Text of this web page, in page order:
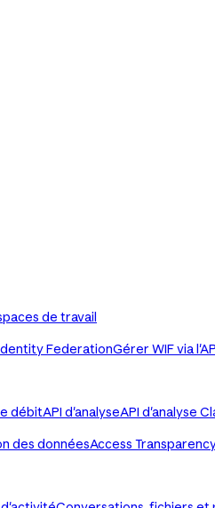
de travail
FederationGérer WIF via
débitAPI d'analyseAPI d'analyse
des donnéesAccess